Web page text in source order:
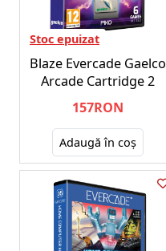
Stoc epuizat
Blaze Evercade Gaelco
Arcade Cartridge 2
157RON
Adaugă în coş